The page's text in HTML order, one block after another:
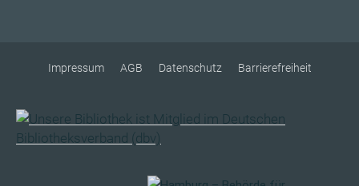
Impressum AGB Datenschutz Barrierefreiheit